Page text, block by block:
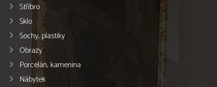
Stříbro
Sklo
Sochy, plastiky
Obrazy
Porcelán, kamenina
Nábytek